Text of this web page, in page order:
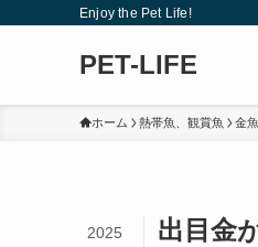
Enjoy the Pet Life!
PET-LIFE
ホーム 熱帯魚、観賞魚 金魚
出目金
2025